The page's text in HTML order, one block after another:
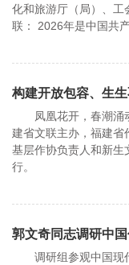
化和旅游厅（局）、工
联： 2026年是中国共
构建开放包容、生
凤凰花开，春潮涌
建省文联主办，福建省
基层作协负责人和新生
行。
郭文奇同志调研中
调研组参观中国现代